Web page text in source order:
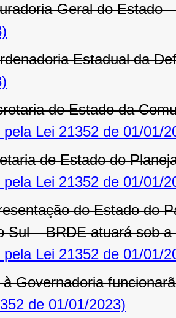
Geral do Estado
Estadual da
de Estado da
pela Lei 21352 de 01/01/
de Estado do
pela Lei 21352 de 01/01/
do Estado do
Sul – BRDE atuará sob
pela Lei 21352 de 01/01/
Governadoria
de 01/01/2023)